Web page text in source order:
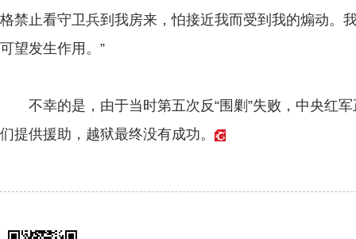
格禁止看守卫兵到我房来，怕接近我而受到我的煽动。
可望发生作用。”
不幸的是，由于当时第五次反“围剿”失败，中央红军
们提供援助，越狱最终没有成功。